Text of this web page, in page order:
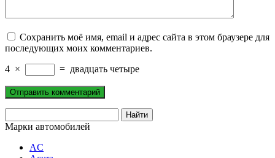
Сохранить моё имя, email и адрес сайта в этом браузере для
последующих моих комментариев.
4 × = двадцать четыре
Марки автомобилей
AC